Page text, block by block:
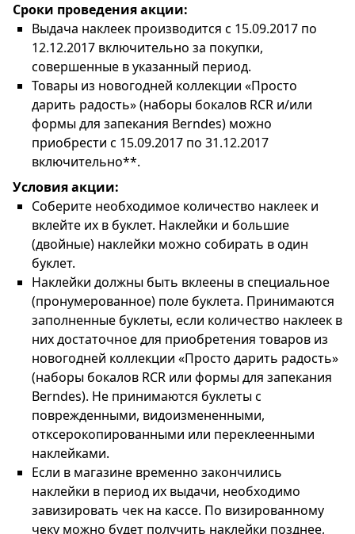
Сроки проведения акции:
Выдача наклеек производится с 15.09.2017 по
12.12.2017 включительно за покупки,
совершенные в указанный период.
Товары из новогодней коллекции «Просто
дарить радость» (наборы бокалов RCR и/или
формы для запекания Berndes) можно
приобрести с 15.09.2017 по 31.12.2017
включительно**.
Условия акции:
Cоберите необходимое количество наклеек и
вклейте их в буклет. Наклейки и большие
(двойные) наклейки можно собирать в один
буклет.
Наклейки должны быть вклеены в специальное
(пронумерованное) поле буклета. Принимаются
заполненные буклеты, если количество наклеек в
них достаточное для приобретения товаров из
новогодней коллекции «Просто дарить радость»
(наборы бокалов RCR или формы для запекания
Berndes). Не принимаются буклеты с
поврежденными, видоизмененными,
отксерокопированными или переклеенными
наклейками.
Если в магазине временно закончились
наклейки в период их выдачи, необходимо
завизировать чек на кассе. По визированному
чеку можно будет получить наклейки позднее,